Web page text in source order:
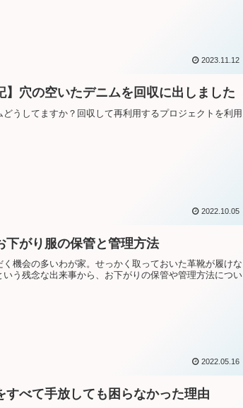
2023.11.12
】穴の空いたデニムを回収に出しました
どうしてますか？回収して再利用するプロジェクトを利用
2022.10.05
下がり服の保管と管理方法
く機会の多いわが家。せっかく取っておいた革靴が履けな
いう残念な出来事から、お下がりの保管や管理方法につい
2022.05.16
すべて手放しても困らなかった理由